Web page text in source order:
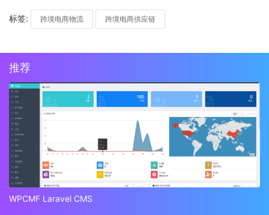
标签: 跨境电商物流 跨境电商供应链
推荐
WPCMF Laravel CMS